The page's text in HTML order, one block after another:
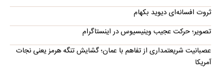
ثروت افسانه‌‌ای دیوید بکهام
تصویر؛ حرکت عجیب وینیسیوس در اینستاگرام
عصبانیت شریعتمداری از تفاهم با عمان؛ گشایش تنگه هرمز یعنی نجات
آمریکا